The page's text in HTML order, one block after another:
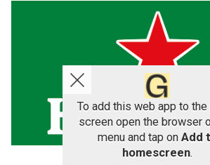
To add this web app to the
screen open the browser
menu and tap on Add
homescreen.
Aviso sobre el Uso de
Utilizamos cookies nuestras
funcionamiento del digital.